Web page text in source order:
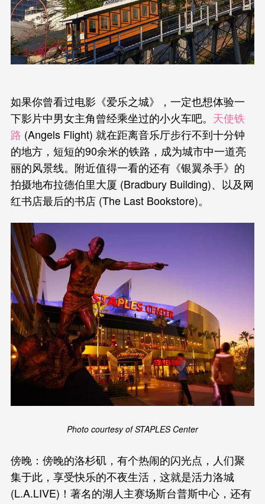
如果你曾看过电影《爱乐之城》，一定也想体验一
下影片中男女主角曾经乘坐过的小火车吧。 天使铁
路 (Angels Flight) 就在距离音乐厅步行不到十分钟
的地方，短短的90余米的铁路，成为城市中一道亮
丽的风景线。附近值得一看的还有《银翼杀手》的
拍摄地布拉德伯里大厦 (Bradbury Building)、以及网
红书店最后的书店 (The Last Bookstore)。
Photo courtesy of STAPLES Center
傍晚：傍晚的洛杉矶，有个热闹的闪光点，人们聚
集于此，享受快乐的不夜生活，这就是活力洛城
(L.A.LIVE)！著名的湖人主赛场斯台普斯中心，还有